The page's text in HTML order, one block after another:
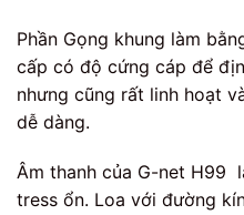
Phần Gọng khung làm
cấp có độ cứng cáp để
nhưng cũng rất linh hoạt
dễ dàng.
Âm thanh của G-net H99
tress ổn. Loa với đường